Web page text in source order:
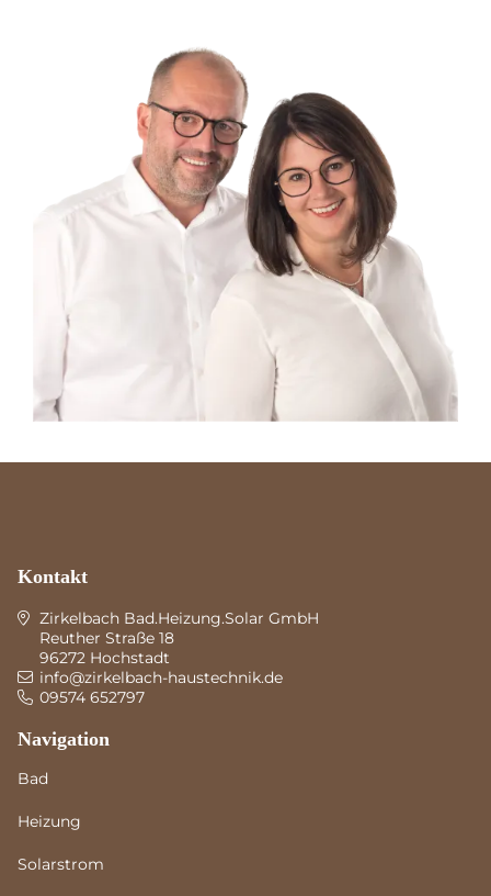
Kontakt
Zirkelbach Bad.Heizung.Solar GmbH
Reuther Straße 18
96272 Hochstadt
info@zirkelbach-haustechnik.de
09574 652797
Navigation
Bad
Heizung
Solarstrom